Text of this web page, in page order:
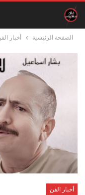
الصفحة الرئيسية أخبار
أخبار الفن